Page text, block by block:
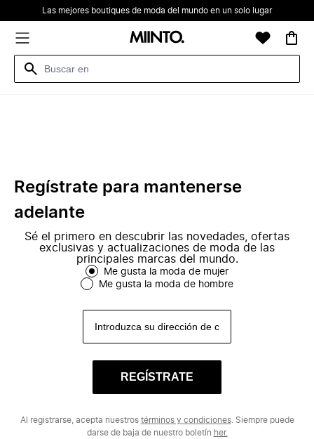
Las mejores boutiques de moda del mundo en un solo lugar
Regístrate para mantenerse
adelante
Sé el primero en descubrir las novedades, ofertas
exclusivas y actualizaciones de moda de las
principales marcas del mundo.
Me gusta la moda de mujer
Me gusta la moda de hombre
REGÍSTRATE
Al registrarse, acepta nuestros términos y condiciones. Siempre puede
darse de baja de nuestro boletín her.